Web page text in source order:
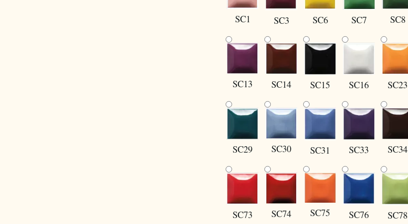
SC1 SC3 SC6 SC7 SC8
SC13 SC14 SC15 SC16 SC23
SC29 SC30 SC31 SC33 SC34
SC73 SC74 SC75 SC76 SC78